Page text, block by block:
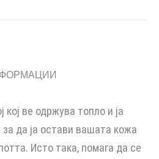
кој ве одржува топло и ја
да ја остави вашата кожа
Исто така, помага да се